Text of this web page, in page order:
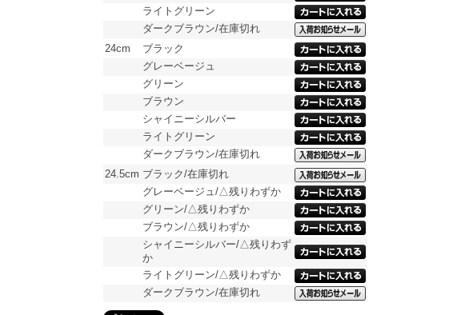
ライトグリーン
ダークブラウン/在庫切れ
24cm
ブラック
グレーベージュ
グリーン
ブラウン
シャイニーシルバー
ライトグリーン
ダークブラウン/在庫切れ
24.5cm ブラック/在庫切れ
グレーベージュ/△残りわずか
グリーン/△残りわずか
ブラウン/△残りわずか
シャイニーシルバー/△残りわず
か
ライトグリーン/△残りわずか
ダークブラウン/在庫切れ